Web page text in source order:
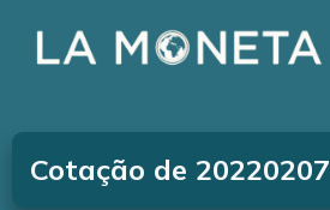
Cotação de 20220207